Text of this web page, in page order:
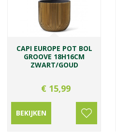
CAPI EUROPE POT BOL
GROOVE 18H16CM
ZWART/GOUD
€ 15,99
BEKIJKEN